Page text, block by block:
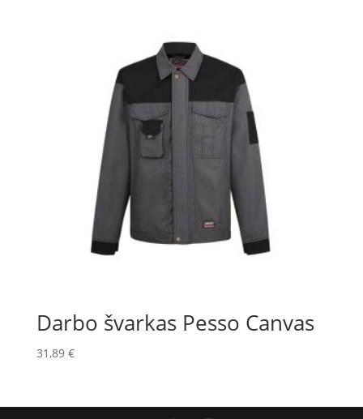
Darbo švarkas Pesso Canvas
31,89 €